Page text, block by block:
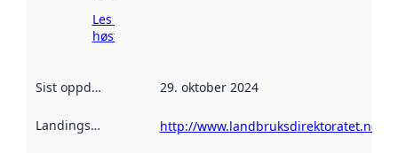
Les mer om
høsting her
Sist oppdatert 29. oktober 2024
Landingsside http://www.landbruksdirektoratet.no/